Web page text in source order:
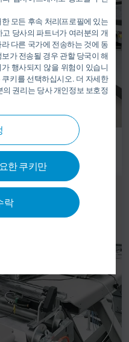
모든 후속 처리(프로필에 있는
당사의 파트너가 여러분의 개
다른 국가에 전송하는 것에 동
가 전송될 경우 관할 당국이 해
행사되지 않을 위험이 있습니
쿠키를 선택하십시오. 더 자세한
권리는 당사 개인정보 보호정
한 쿠키만
락